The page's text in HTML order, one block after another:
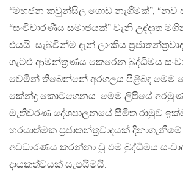
“මහජන කවුන්සිල ගොඩ නැගීමක්”, “නව
“සංවිචාරණීය සමාජයක්” වැනි උද්දෘත
එයයි. සැබවින්ම දැන් ලාංකීය
ගැටළු ආමන්ත්‍රණය කෙරෙන බුද්ධිමය
වෙමින් තිබෙන්නේ අරගලය පිළිබඳ මෙම
කේන්ද්‍ර කොටගෙනය. මෙම ලිපියේ
මැතිවරණ දේශපාලනයේ සීමිත රාමුව
හරයාත්මක ප්‍රජාතන්ත්‍රවාදයක්
අවධාරණය කරන්නා වූ එම බුද්ධිමය
දායකත්වයක් සැපයීමයි.